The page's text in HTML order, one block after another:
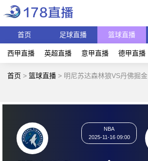
首页 足球直播 篮球直播
西甲直播 英超直播 意甲直播 德甲直播
首页 > 篮球直播 > 明尼苏达森林狼VS丹佛掘金